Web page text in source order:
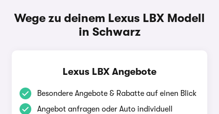
Wege zu deinem Lexus LBX Modell
in Schwarz
Lexus LBX Angebote
Besondere Angebote & Rabatte auf einen Blick
Angebot anfragen oder Auto individuell